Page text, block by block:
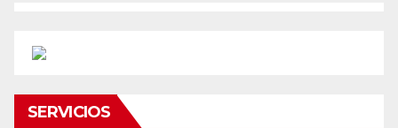
SERVICIOS